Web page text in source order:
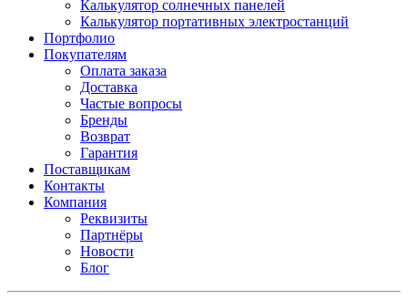
Калькулятор солнечных панелей
Калькулятор портативных электростанций
Портфолио
Покупателям
Оплата заказа
Доставка
Частые вопросы
Бренды
Возврат
Гарантия
Поставщикам
Контакты
Компания
Реквизиты
Партнёры
Новости
Блог